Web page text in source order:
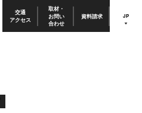
交通
アクセス
取材・
お問い
合わせ
資料請求 JP